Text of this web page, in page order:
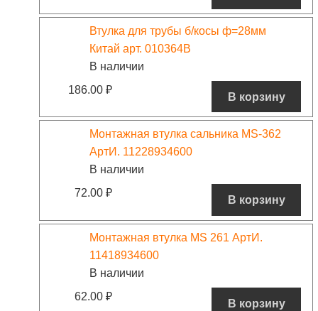
Втулка для трубы б/косы ф=28мм
Китай арт. 010364B
В наличии
186.00 ₽
В корзину
Монтажная втулка сальника MS-362
АртИ. 11228934600
В наличии
72.00 ₽
В корзину
Монтажная втулка MS 261 АртИ.
11418934600
В наличии
62.00 ₽
В корзину